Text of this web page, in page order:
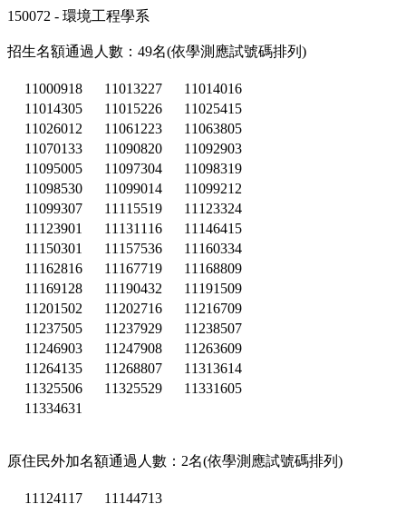
150072 - 環境工程學系
招生名額通過人數：49名(依學測應試號碼排列)
11000918 11013227
11014016
11014305
11015226
11025415
11026012
11061223
11063805
11070133
11090820
11092903
11095005
11097304
11098319
11098530
11099014
11099212
11099307
11115519
11123324
11123901
11131116
11146415
11150301
11157536
11160334
11162816
11167719
11168809
11169128
11190432
11191509
11201502
11202716
11216709
11237505
11237929
11238507
11246903
11247908
11263609
11264135
11268807
11313614
11325506
11325529
11331605
11334631
原住民外加名額通過人數：2名(依學測應試號碼排列)
11124117 11144713